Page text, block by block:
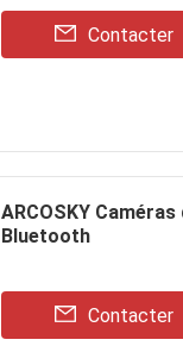
Contacter
ARCOSKY
Bluetooth
Contacter